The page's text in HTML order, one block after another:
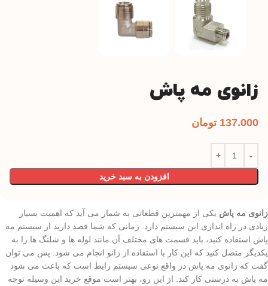
زانوی مه پاش
137.000 تومان
افزودن به سبد خرید
زانوی مه پاش یکی از مهمترین قطعاتی به شمار می آید که اهمیت بسیار
زیادی در راه اندازی این سیستم دارد. زمانی که شما قصد دارید از سیستم مه
پاش استفاده کنید، باید قسمت های مختلف آن مانند لوله ها و شلنگ ها را به
یکدیگر متصل کنید که این کار با استفاده از زانو انجام می شود. پس می توان
گفت که زانوی مه پاش در واقع نوعی سیستم رابط است که باعث می شود
مه پاش به درستی کار کند. از این رو، بهتر است موقع خرید این وسیله توجه